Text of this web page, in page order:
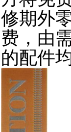
修期外
费，由
的配件